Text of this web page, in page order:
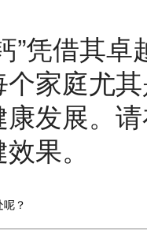
”凭借其
家庭尤
发展。
果。
？